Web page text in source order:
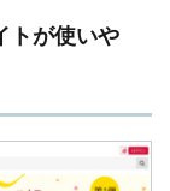
トが使いや